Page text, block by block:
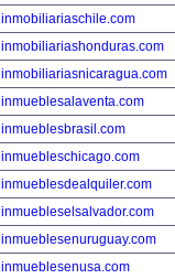
inmobiliariaschile.com
inmobiliariashonduras.com
inmobiliariasnicaragua.com
inmueblesalaventa.com
inmueblesbrasil.com
inmuebleschicago.com
inmueblesdealquiler.com
inmuebleselsalvador.com
inmueblesenuruguay.com
inmueblesenusa.com